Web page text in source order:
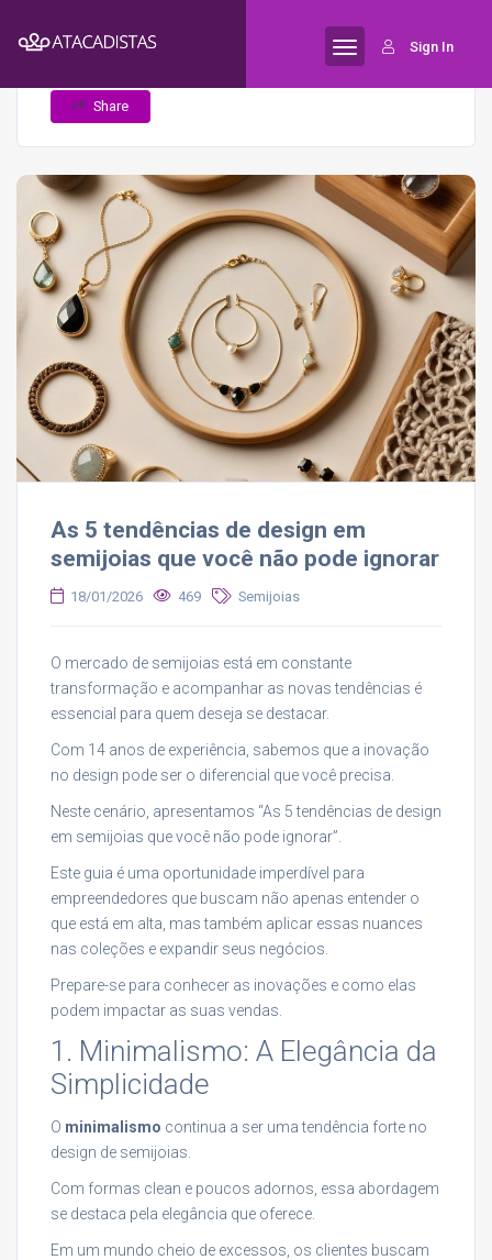
Sign In
Home Semijoias
As 5 tendências de design em
Share
As 5 tendências de design em
semijoias que você não pode ignorar
18/01/2026 469 Semijoias
O mercado de semijoias está em constante
transformação e acompanhar as novas tendências é
essencial para quem deseja se destacar.
Com 14 anos de experiência, sabemos que a inovação
no design pode ser o diferencial que você precisa.
Neste cenário, apresentamos “As 5 tendências de design
em semijoias que você não pode ignorar”.
Este guia é uma oportunidade imperdível para
empreendedores que buscam não apenas entender o
que está em alta, mas também aplicar essas nuances
nas coleções e expandir seus negócios.
Prepare-se para conhecer as inovações e como elas
podem impactar as suas vendas.
1. Minimalismo: A Elegância da
Simplicidade
O minimalismo continua a ser uma tendência forte no
design de semijoias.
Com formas clean e poucos adornos, essa abordagem
se destaca pela elegância que oferece.
Em um mundo cheio de excessos, os clientes buscam